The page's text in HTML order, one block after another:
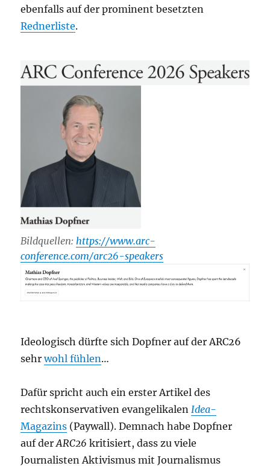
ebenfalls auf der prominent besetzten
Rednerliste.
Bildquellen:https://www.arc-
conference.com/arc26-speakers
Ideologisch dürfte sich Dopfner auf der ARC26
sehrwohl fühlen…
Dafür spricht auch ein erster Artikel des
rechtskonservativen evangelikalen Idea-
Magazins (Paywall). Demnach habe Dopfner
auf derARC26 kritisiert, dass zu viele
Journalisten Aktivismus mit Journalismus